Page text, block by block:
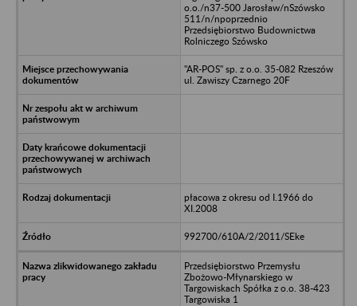
o.o./n37-500 Jarosław/nSzówsko
511/n/npoprzednio
Przedsiębiorstwo Budownictwa
Rolniczego Szówsko
"AR-POS" sp. z o.o. 35-082 Rzeszów
ul. Zawiszy Czarnego 20F
płacowa z okresu od I.1966 do
XI.2008
992700/610A/2/2011/SEke
Przedsiębiorstwo Przemysłu
Zbożowo-Młynarskiego w
Targowiskach Spółka z o.o. 38-423
Targowiska 1